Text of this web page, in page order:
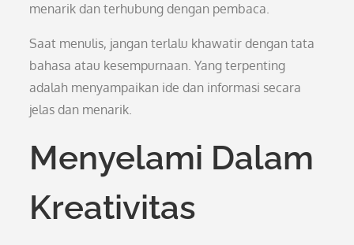
menarik dan terhubung dengan pembaca.
Saat menulis, jangan terlalu khawatir dengan tata
bahasa atau kesempurnaan. Yang terpenting
adalah menyampaikan ide dan informasi secara
jelas dan menarik.
Menyelami Dalam
Kreativitas